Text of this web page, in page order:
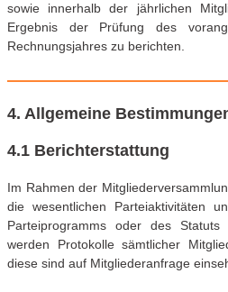
sowie innerhalb der jährlichen
Ergebnis der Prüfung des
Rechnungsjahres zu berichten.
4. Allgemeine
4.1 Berichterstattung
Im Rahmen der
die wesentlichen Parteiaktivitäten
Parteiprogramms oder des
werden Protokolle sämtlicher
diese sind auf Mitgliederanfrage